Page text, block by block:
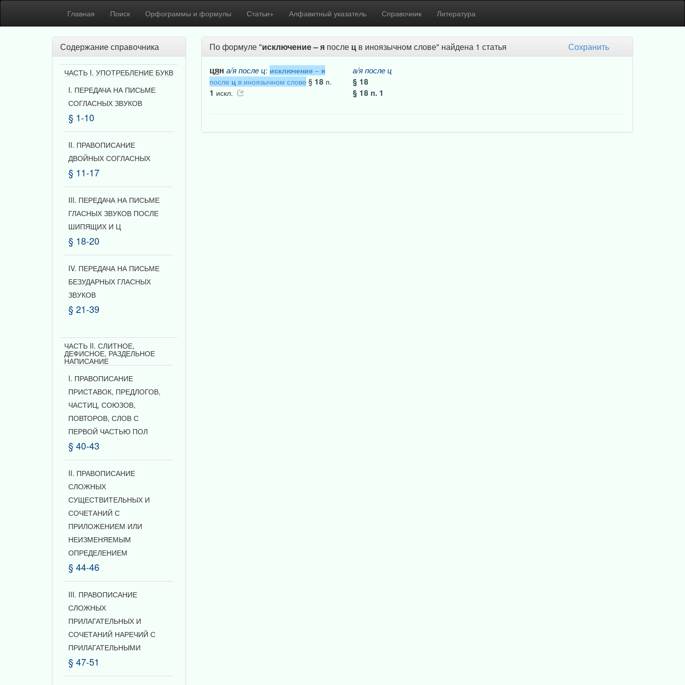
Главная Поиск Орфограммы и формулы Статьи+ Алфавитный указатель Справочник Литература
Содержание справочника
ЧАСТЬ I. УПОТРЕБЛЕНИЕ БУКВ
I. ПЕРЕДАЧА НА ПИСЬМЕ
СОГЛАСНЫХ ЗВУКОВ
§ 1-10
II. ПРАВОПИСАНИЕ
ДВОЙНЫХ СОГЛАСНЫХ
§ 11-17
III. ПЕРЕДАЧА НА ПИСЬМЕ
ГЛАСНЫХ ЗВУКОВ ПОСЛЕ
ШИПЯЩИХ И Ц
§ 18-20
IV. ПЕРЕДАЧА НА ПИСЬМЕ
БЕЗУДАРНЫХ ГЛАСНЫХ
ЗВУКОВ
§ 21-39
ЧАСТЬ II. СЛИТНОЕ,
ДЕФИСНОЕ, РАЗДЕЛЬНОЕ
НАПИСАНИЕ
I. ПРАВОПИСАНИЕ
ПРИСТАВОК, ПРЕДЛОГОВ,
ЧАСТИЦ, СОЮЗОВ,
ПОВТОРОВ, СЛОВ С
ПЕРВОЙ ЧАСТЬЮ ПОЛ
§ 40-43
II. ПРАВОПИСАНИЕ
СЛОЖНЫХ
СУЩЕСТВИТЕЛЬНЫХ И
СОЧЕТАНИЙ С
ПРИЛОЖЕНИЕМ ИЛИ
НЕИЗМЕНЯЕМЫМ
ОПРЕДЕЛЕНИЕМ
§ 44-46
III. ПРАВОПИСАНИЕ
СЛОЖНЫХ
ПРИЛАГАТЕЛЬНЫХ И
СОЧЕТАНИЙ НАРЕЧИЙ С
ПРИЛАГАТЕЛЬНЫМИ
§ 47-51
По формуле "исключение–япосле цв иноязычном слове" найдена 1 статья
Сохранить
цян а/я после ц: исключение– я
после цв иноязычном слове § 18 п.
1 искл.
а/я после ц
§ 18
§ 18 п. 1